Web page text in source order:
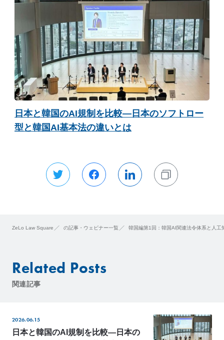
日本と韓国のAI規制を比較―日本のソフトロー
型と韓国AI基本法の違いとは
ZeLo Law Square の記事・ウェビナー一覧 韓国編第1回：韓国AI関連法令体系と人工
Related Posts
関連記事
2026.06.15
日本と韓国のAI規制を比較―日本の